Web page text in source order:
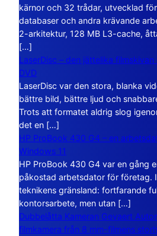
kärnor och 32 trådar, utvecklad
databaser och andra krävande
2-arkitektur, 128 MB L3-cache,
[…]
LaserDisc – den jättelika
DVD
LaserDisc var den stora, blanka
bättre bild, bättre ljud och
Trots att formatet aldrig slog
det en […]
HP ProBook 430 G4 – en
Windows 11
HP ProBook 430 G4 var en gång
påkostad arbetsdator för företag.
teknikens gränsland: fortfarande
kontorsarbete, men utan […]
Dubbelåtta Kameran Gevaert
filmkamera från 8 mm-filmens